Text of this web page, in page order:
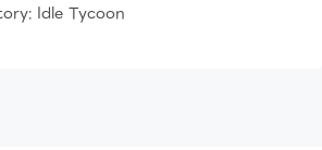
Idle Tycoon